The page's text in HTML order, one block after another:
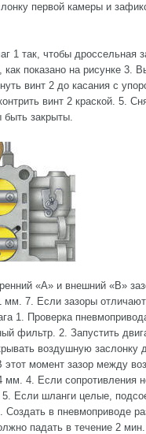
первой камеры и
1 так, чтобы дроссельная
как показано на рисунке 3.
винт 2 до касания с
винт 2 краской. 5.
быть закрыты.
«А» и внешний «В»
мм. 7. Если зазоры
1. Проверка
фильтр. 2. Запустить
воздушную заслонку
этот момент зазор между
мм. 4. Если сопротивления
Если шланги целые,
Создать в пневмоприводе
падать в течение 2